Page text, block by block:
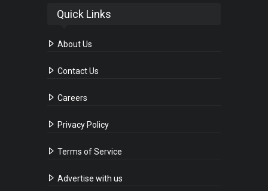
Quick Links
About Us
Contact Us
Careers
Privacy Policy
Terms of Service
Advertise with us